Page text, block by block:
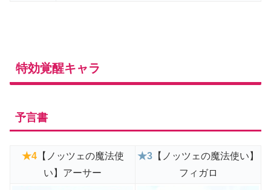
特効覚醒キャラ
予言書
★4【ノッツェの魔法使
い】アーサー
★3 【ノッツェの魔法使い】
フィガロ